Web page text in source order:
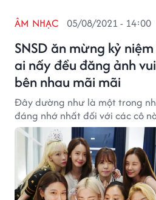
SNSD ăn mừng kỷ
ai nấy đều đăng ảnh
bên nhau mãi mãi
ÂM NHẠC 05/08/2021 - 14:00
Đây dường như là một trong
đáng nhớ nhất đối với các cô